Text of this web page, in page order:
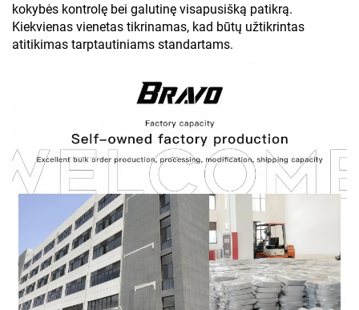
kokybės kontrolę bei galutinę visapusišką patikrą.
Kiekvienas vienetas tikrinamas, kad būtų užtikrintas
atitikimas tarptautiniams standartams.